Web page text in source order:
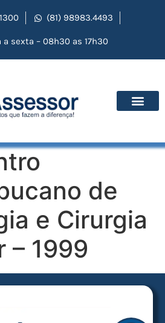
(81) 98983.4493
a sexta – 08h30 as 17h30
de
e Cirurgia
– 1999